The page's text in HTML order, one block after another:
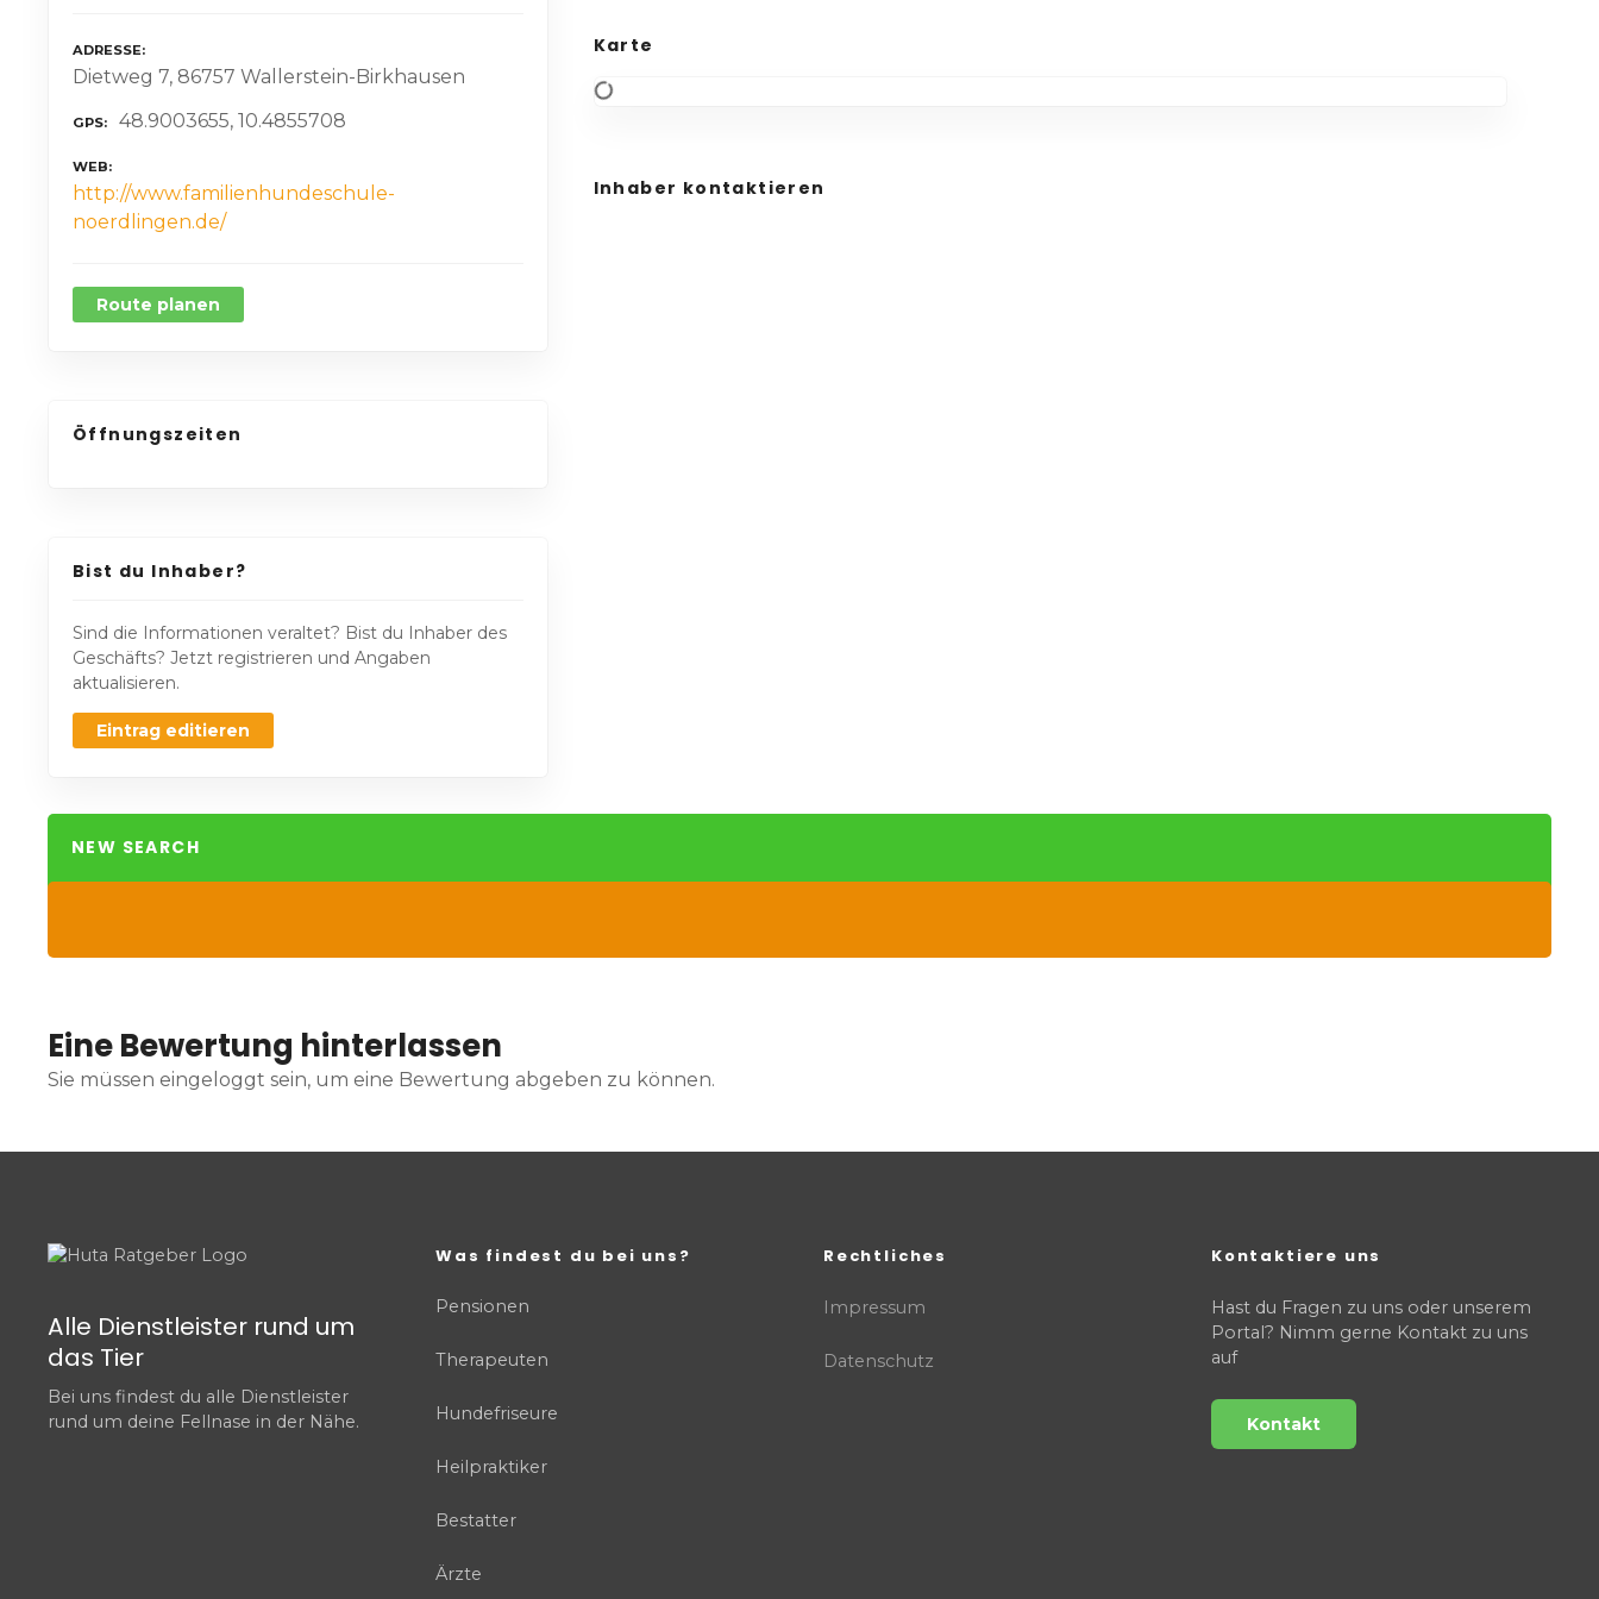
ADRESSE
Dietweg 7, 86757 Wallerstein-Birkhausen
GPS 48.9003655, 10.4855708
WEB
http://www.familienhundeschule-
noerdlingen.de/
Route planen
Öffnungszeiten
Bist du Inhaber?
Sind die Informationen veraltet? Bist du Inhaber des
Geschäfts? Jetzt registrieren und Angaben
aktualisieren.
Eintrag editieren
Karte
Inhaber kontaktieren
NEW SEARCH
Eine Bewertung hinterlassen
Sie müssen eingeloggt sein, um eine Bewertung abgeben zu können.
Alle Dienstleister rund um
das Tier
Bei uns findest du alle Dienstleister
rund um deine Fellnase in der Nähe.
Was findest du bei uns?
Pensionen
Therapeuten
Hundefriseure
Heilpraktiker
Bestatter
Ärzte
Rechtliches
Impressum
Datenschutz
Kontaktiere uns
Hast du Fragen zu uns oder unserem
Portal? Nimm gerne Kontakt zu uns
auf
Kontakt